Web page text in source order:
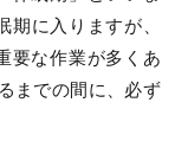
に入りますが、
要な作業が多くあ
までの間に、必ず